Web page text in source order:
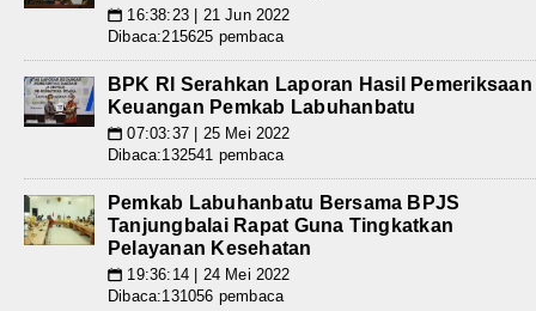
📅 16:38:23 | 21 Jun 2022
Dibaca:215625 pembaca
BPK RI Serahkan Laporan Hasil Pemeriksaan
Keuangan Pemkab Labuhanbatu
📅 07:03:37 | 25 Mei 2022
Dibaca:132541 pembaca
Pemkab Labuhanbatu Bersama BPJS
Tanjungbalai Rapat Guna Tingkatkan
Pelayanan Kesehatan
📅 19:36:14 | 24 Mei 2022
Dibaca:131056 pembaca